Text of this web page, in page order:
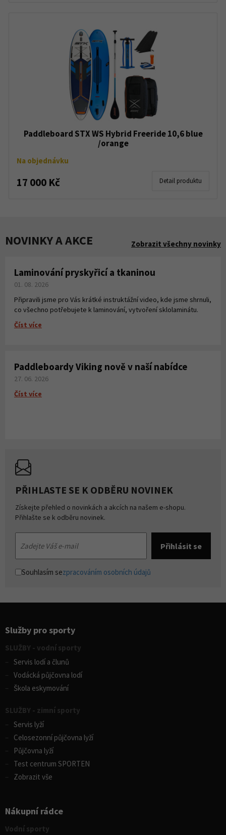
Paddleboard STX WS Hybrid Freeride 10,6 blue
/orange
Na objednávku
17 000 Kč Detail produktu
NOVINKY A AKCE Zobrazit všechny novinky
Laminování pryskyřicí a tkaninou
01. 08. 2026
Připravili jsme pro Vás krátké instruktážní video, kde jsme shrnuli,
co všechno potřebujete k laminování, vytvoření sklolaminátu.
Číst více
Paddleboardy Viking nově v naší nabídce
27. 06. 2026
Číst více
PŘIHLASTE SE K ODBĚRU NOVINEK
Získejte přehled o novinkách a akcích na našem e-shopu.
Přihlašte se k odběru novinek.
Souhlasím sezpracováním osobních údajů
Služby pro sporty
SLUŽBY - vodní sporty
Servis lodí a člunů
Vodácká půjčovna lodí
Škola eskymování
SLUŽBY - zimní sporty
Servis lyží
Celosezonní půjčovna lyží
Půjčovna lyží
Test centrum SPORTEN
Zobrazit vše
Nákupní rádce
Vodní sporty